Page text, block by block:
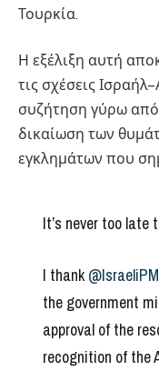
Τουρκία.
Η εξέλιξη αυτή
τις σχέσεις
συζήτηση γύρω από
δικαίωση των
εγκλημάτων που
It’s never too
I thank@IsraeliPM
the government
approval of the
recognition of the